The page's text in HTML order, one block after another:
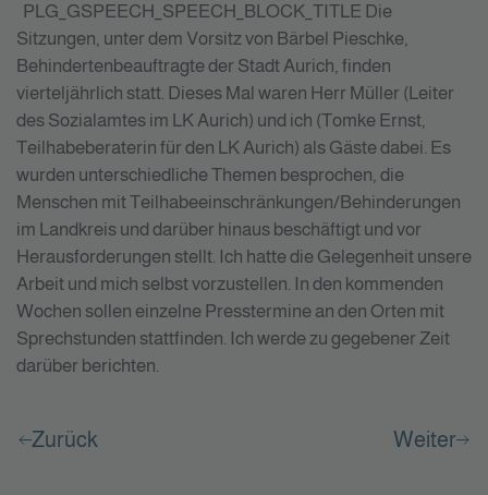
PLG_GSPEECH_SPEECH_BLOCK_TITLE Die
Sitzungen, unter dem Vorsitz von Bärbel Pieschke,
Behindertenbeauftragte der Stadt Aurich, finden
vierteljährlich statt. Dieses Mal waren Herr Müller (Leiter
des Sozialamtes im LK Aurich) und ich (Tomke Ernst,
Teilhabeberaterin für den LK Aurich) als Gäste dabei. Es
wurden unterschiedliche Themen besprochen, die
Menschen mit Teilhabeeinschränkungen/Behinderungen
im Landkreis und darüber hinaus beschäftigt und vor
Herausforderungen stellt. Ich hatte die Gelegenheit unsere
Arbeit und mich selbst vorzustellen. In den kommenden
Wochen sollen einzelne Presstermine an den Orten mit
Sprechstunden stattfinden. Ich werde zu gegebener Zeit
darüber berichten.
Zurück Weiter